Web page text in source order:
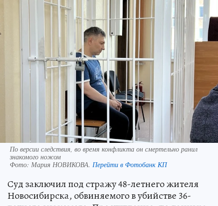
По версии следствия, во время конфликта он смертельно ранил
знакомого ножом
Фото: Мария НОВИКОВА. Перейти в Фотобанк КП
Суд заключил под стражу 48-летнего жителя
Новосибирска, обвиняемого в убийстве 36-